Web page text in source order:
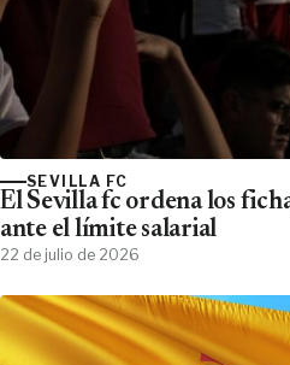
SEVILLA FC
El Sevilla fc ordena los
ante el límite salarial
22 de julio de 2026